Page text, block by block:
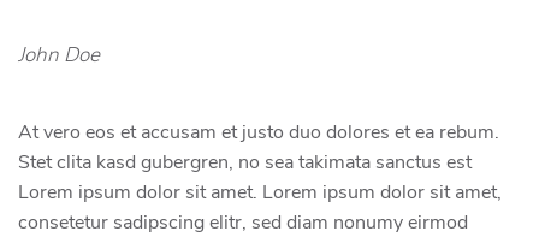
John Doe
At vero eos et accusam et justo duo dolores et ea rebum.
Stet clita kasd gubergren, no sea takimata sanctus est
Lorem ipsum dolor sit amet. Lorem ipsum dolor sit amet,
consetetur sadipscing elitr, sed diam nonumy eirmod